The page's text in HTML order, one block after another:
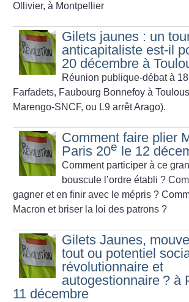
Ollivier, à Montpellier
Gilets jaunes : un
anticapitaliste est-il
20 décembre à
Réunion publique-débat à
Farfadets, Faubourg Bonnefoy à
Marengo-SNCF, ou L9 arrêt Arago).
Comment faire plier
Paris 20e le 12
Comment participer à ce
bouscule l’ordre établi ?
gagner et en finir avec le mépris ?
Macron et briser la loi des patrons ?
Gilets Jaunes,
tout ou potentiel
révolutionnaire et
autogestionnaire ? à
11 décembre